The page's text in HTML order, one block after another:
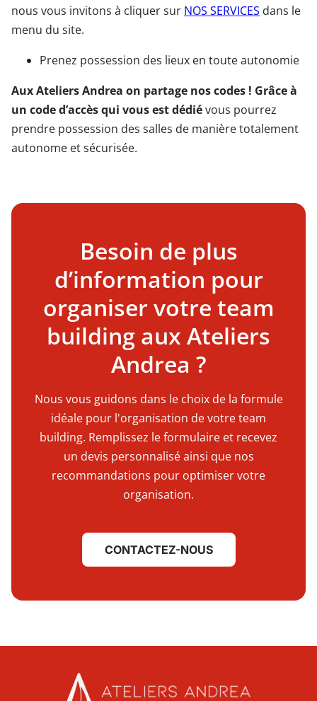
nous vous invitons à cliquer sur NOS SERVICES dans le
menu du site.
Prenez possession des lieux en toute autonomie
Aux Ateliers Andrea on partage nos codes ! Grâce à
un code d’accès qui vous est dédiévous pourrez
prendre possession des salles de manière totalement
autonome et sécurisée.
Besoin de plus
d’information pour
organiser votre team
building aux Ateliers
Andrea ?
Nous vous guidons dans le choix de la formule
idéale pour l'organisation de votre team
building. Remplissez le formulaire et recevez
un devis personnalisé ainsi que nos
recommandations pour optimiser votre
organisation.
CONTACTEZ-NOUS